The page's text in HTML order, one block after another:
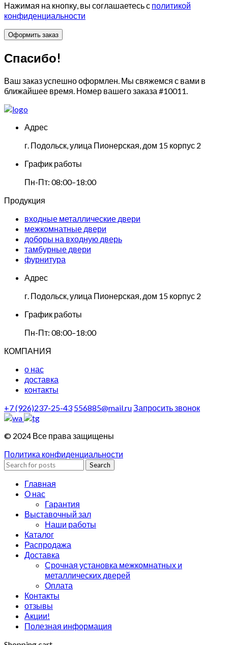
Нажимая на кнопку, вы соглашаетесь с политикой
конфиденциальности
Спасибо!
Ваш заказ успешно оформлен. Мы свяжемся с вами в
ближайшее время. Номер вашего заказа #10011.
Адрес
г. Подольск, улица Пионерская, дом 15 корпус 2
График работы
Пн-Пт: 08:00–18:00
Продукция
входные металлические двери
межкомнатные двери
доборы на входную дверь
тамбурные двери
фурнитура
Адрес
г. Подольск, улица Пионерская, дом 15 корпус 2
График работы
Пн-Пт: 08:00–18:00
КОМПАНИЯ
о нас
доставка
контакты
+7 (926)237-25-43 556885@mail.ruЗапросить звонок
© 2024 Все права защищены
Политика конфиденциальности
Search
Главная
О нас
Гарантия
Выставочный зал
Наши работы
Каталог
Распродажа
Доставка
Срочная установка межкомнатных и
металлических дверей
Оплата
Контакты
отзывы
Акции!
Полезная информация